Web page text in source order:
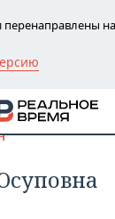
перенаправлены